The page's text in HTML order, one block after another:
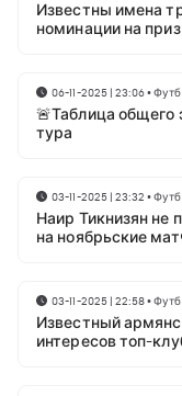
Известны имена
номинации на
06-11-2025 | 23:06•
🚨Таблица общего
тура
03-11-2025 | 23:32 •
Наир Тикнизян не
на ноябрьские
03-11-2025 | 22:58•
Известный
интересов топ-